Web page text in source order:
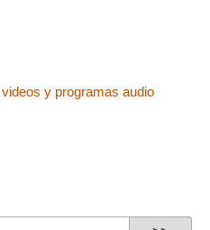
y programas audio